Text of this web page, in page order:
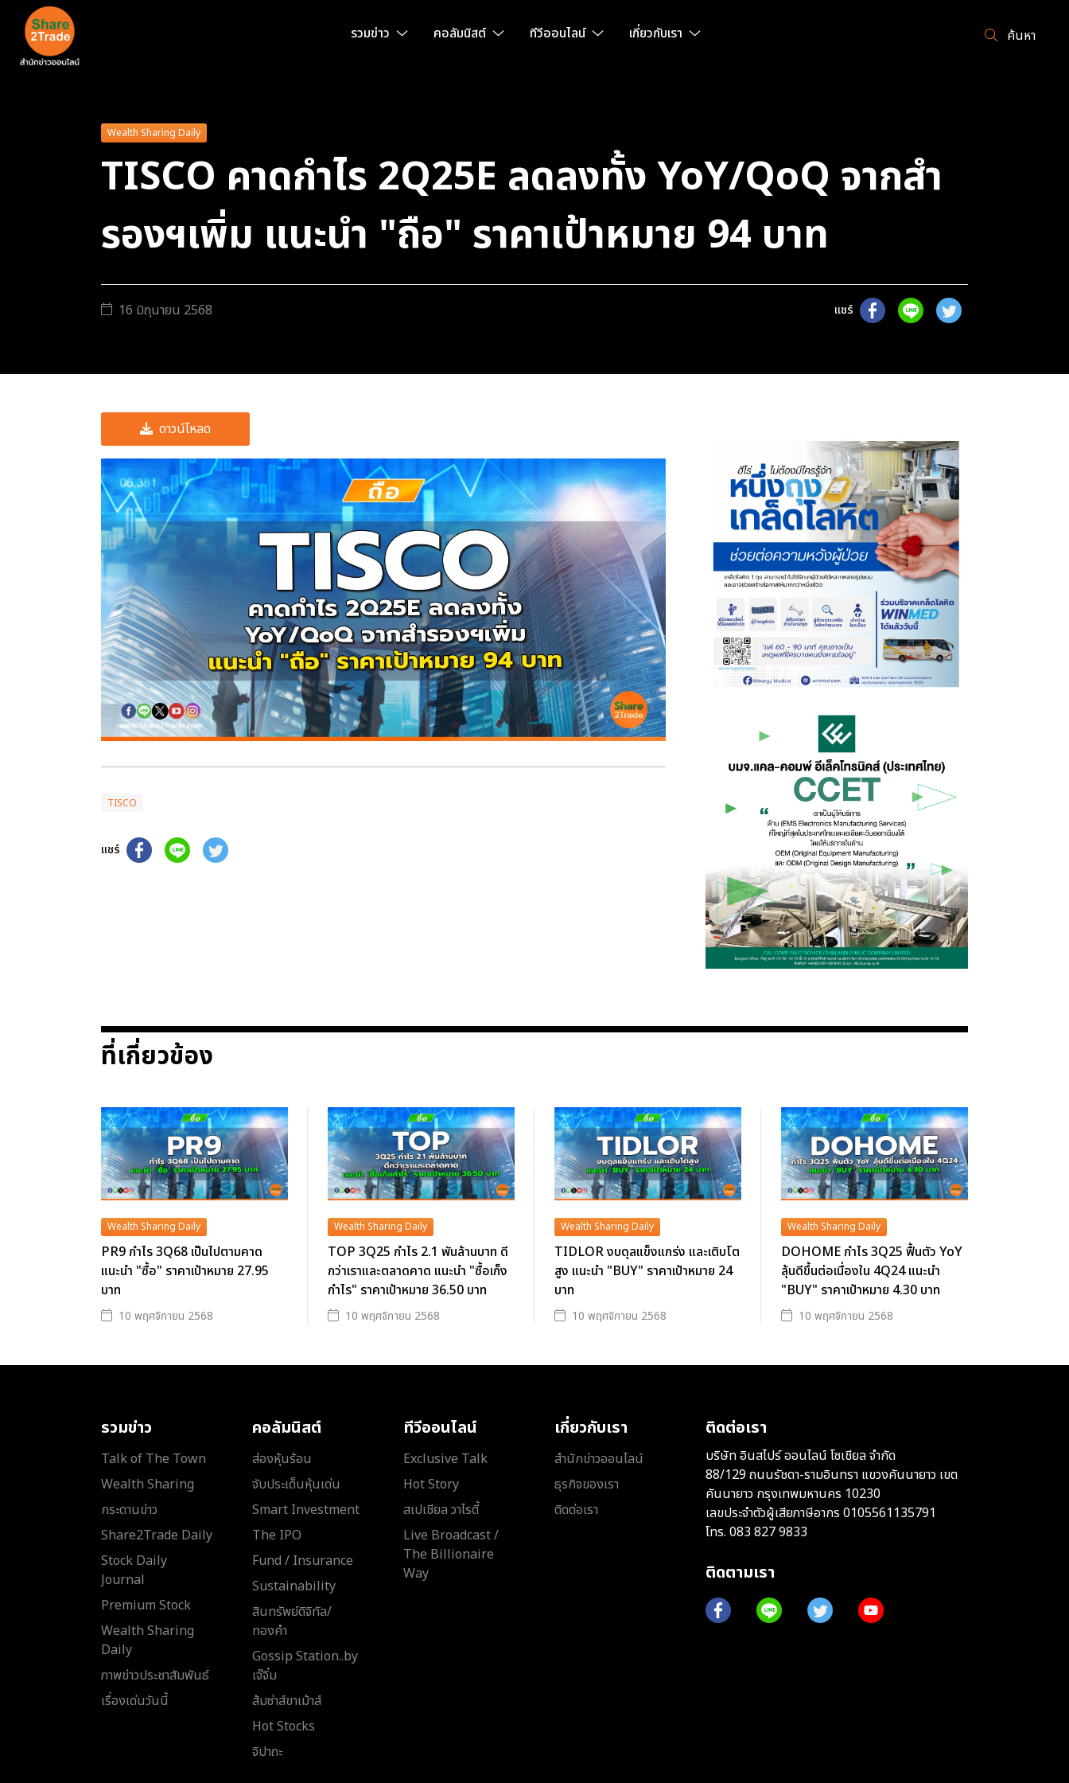
รวมข่าว คอลัมนิสต์ ทีวีออนไลน์ เกี่ยวกับเรา ค้นหา
Wealth Sharing Daily
TISCO คาดกำไร 2Q25E ลดลงทั้ง YoY/QoQ จากสำ
รองฯเพิ่ม แนะนำ "ถือ" ราคาเป้าหมาย 94 บาท
16 มิถุนายน 2568 แชร์
ดาวน์โหลด
TISCO
แชร์
ที่เกี่ยวข้อง
Wealth Sharing Daily
PR9 กำไร 3Q68 เป็นไปตามคาด
แนะนำ "ซื้อ" ราคาเป้าหมาย 27.95
บาท
10 พฤศจิกายน 2568
Wealth Sharing Daily
TOP 3Q25 กำไร 2.1 พันล้านบาท ดี
กว่าเราและตลาดคาด แนะนำ "ซื้อเก็ง
กำไร" ราคาเป้าหมาย 36.50 บาท
10 พฤศจิกายน 2568
Wealth Sharing Daily
TIDLOR งบดุลแข็งแกร่ง และเติบโต
สูง แนะนำ "BUY" ราคาเป้าหมาย 24
บาท
10 พฤศจิกายน 2568
Wealth Sharing Daily
DOHOME กำไร 3Q25 ฟื้นตัว YoY
ลุ้นดีขึ้นต่อเนื่องใน 4Q24 แนะนำ
"BUY" ราคาเป้าหมาย 4.30 บาท
10 พฤศจิกายน 2568
รวมข่าว
Talk of The Town
Wealth Sharing
กระดานข่าว
Share2Trade Daily
Stock Daily
Journal
Premium Stock
Wealth Sharing
Daily
ภาพข่าวประชาสัมพันธ์
เรื่องเด่นวันนี้
คอลัมนิสต์
ส่องหุ้นร้อน
จับประเด็นหุ้นเด่น
Smart Investment
The IPO
Fund / Insurance
Sustainability
สินทรัพย์ดิจิทัล/
ทองคำ
Gossip Station..by
เจ๊จิ๋ม
ส้มซ่าส์ขาเม้าส์
Hot Stocks
จิปาถะ
ทีวีออนไลน์
Exclusive Talk
Hot Story
สเปเชียล วาไรตี้
Live Broadcast /
The Billionaire
Way
เกี่ยวกับเรา
สำนักข่าวออนไลน์
ธุรกิจของเรา
ติดต่อเรา
ติดต่อเรา
บริษัท อินสไปร์ ออนไลน์ โซเชียล จำกัด
88/129 ถนนรัชดา-รามอินทรา แขวงคันนายาว เขต
คันนายาว กรุงเทพมหานคร 10230
เลขประจำตัวผู้เสียภาษีอากร 0105561135791
โทร. 083 827 9833
ติดตามเรา